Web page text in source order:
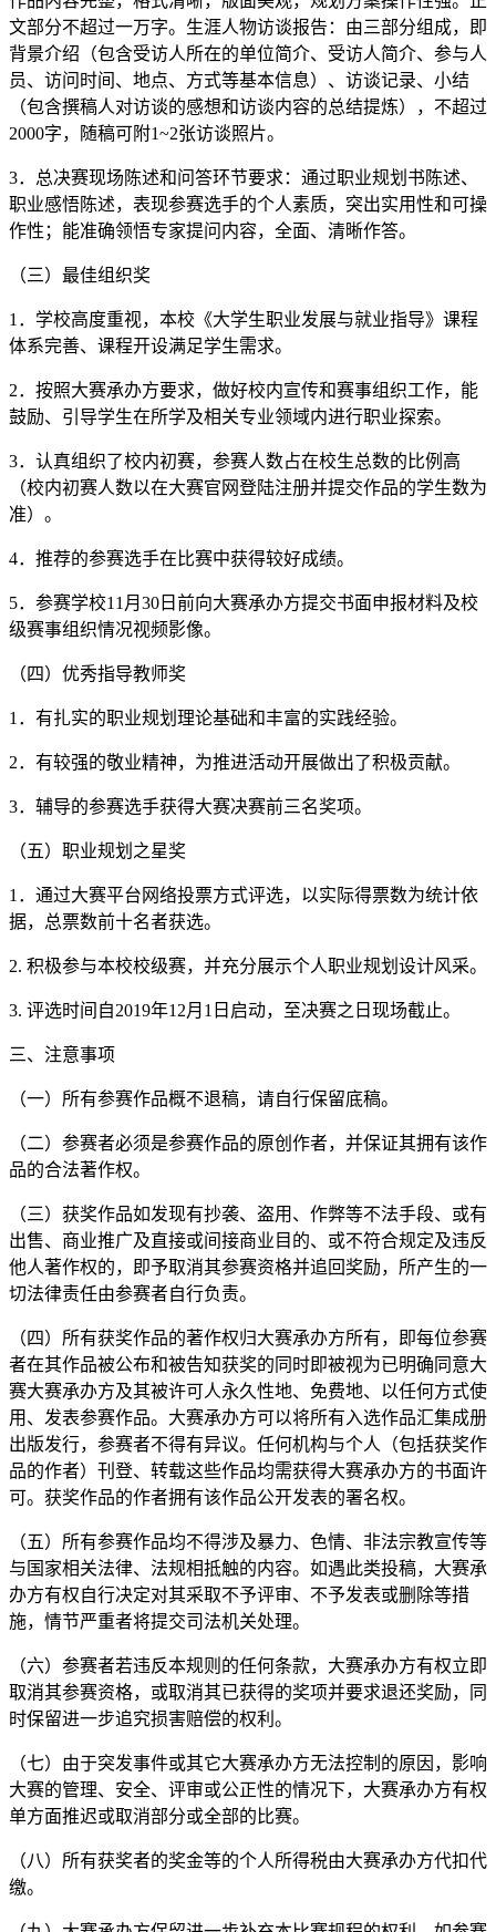
文部分不超过一万字。生涯人物访谈报告：由三部分组成，即
背景介绍（包含受访人所在的单位简介、受访人简介、参与人
员、访问时间、地点、方式等基本信息）、访谈记录、小结
（包含撰稿人对访谈的感想和访谈内容的总结提炼），不超过
2000字，随稿可附1~2张访谈照片。
3．总决赛现场陈述和问答环节要求：通过职业规划书陈述、
职业感悟陈述，表现参赛选手的个人素质，突出实用性和可操
作性；能准确领悟专家提问内容，全面、清晰作答。
（三）最佳组织奖
1．学校高度重视，本校《大学生职业发展与就业指导》课程
体系完善、课程开设满足学生需求。
2．按照大赛承办方要求，做好校内宣传和赛事组织工作，能
鼓励、引导学生在所学及相关专业领域内进行职业探索。
3．认真组织了校内初赛，参赛人数占在校生总数的比例高
（校内初赛人数以在大赛官网登陆注册并提交作品的学生数为
准）。
4．推荐的参赛选手在比赛中获得较好成绩。
5．参赛学校11月30日前向大赛承办方提交书面申报材料及校
级赛事组织情况视频影像。
（四）优秀指导教师奖
1．有扎实的职业规划理论基础和丰富的实践经验。
2．有较强的敬业精神，为推进活动开展做出了积极贡献。
3．辅导的参赛选手获得大赛决赛前三名奖项。
（五）职业规划之星奖
1．通过大赛平台网络投票方式评选，以实际得票数为统计依
据，总票数前十名者获选。
2. 积极参与本校校级赛，并充分展示个人职业规划设计风采。
3. 评选时间自2019年12月1日启动，至决赛之日现场截止。
三、注意事项
（一）所有参赛作品概不退稿，请自行保留底稿。
（二）参赛者必须是参赛作品的原创作者，并保证其拥有该作
品的合法著作权。
（三）获奖作品如发现有抄袭、盗用、作弊等不法手段、或有
出售、商业推广及直接或间接商业目的、或不符合规定及违反
他人著作权的，即予取消其参赛资格并追回奖励，所产生的一
切法律责任由参赛者自行负责。
（四）所有获奖作品的著作权归大赛承办方所有，即每位参赛
者在其作品被公布和被告知获奖的同时即被视为已明确同意大
赛大赛承办方及其被许可人永久性地、免费地、以任何方式使
用、发表参赛作品。大赛承办方可以将所有入选作品汇集成册
出版发行，参赛者不得有异议。任何机构与个人（包括获奖作
品的作者）刊登、转载这些作品均需获得大赛承办方的书面许
可。获奖作品的作者拥有该作品公开发表的署名权。
（五）所有参赛作品均不得涉及暴力、色情、非法宗教宣传等
与国家相关法律、法规相抵触的内容。如遇此类投稿，大赛承
办方有权自行决定对其采取不予评审、不予发表或删除等措
施，情节严重者将提交司法机关处理。
（六）参赛者若违反本规则的任何条款，大赛承办方有权立即
取消其参赛资格，或取消其已获得的奖项并要求退还奖励，同
时保留进一步追究损害赔偿的权利。
（七）由于突发事件或其它大赛承办方无法控制的原因，影响
大赛的管理、安全、评审或公正性的情况下，大赛承办方有权
单方面推迟或取消部分或全部的比赛。
（八）所有获奖者的奖金等的个人所得税由大赛承办方代扣代
缴。